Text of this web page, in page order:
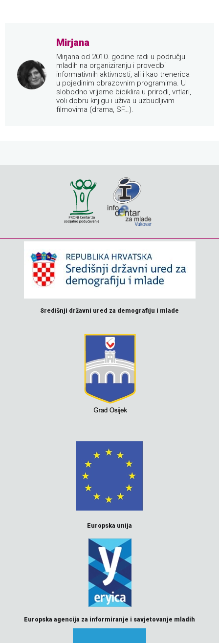
Mirjana
Mirjana od 2010. godine radi u području
mladih na organiziranju i provedbi
informativnih aktivnosti, ali i kao trenerica
u pojedinim obrazovnim programima. U
slobodno vrijeme biciklira u prirodi, vrtlari,
voli dobru knjigu i uživa u uzbudljivim
filmovima (drama, SF…).
Središnji državni ured za demografiju i mlade
Europska unija
Europska agencija za informiranje i savjetovanje mladih